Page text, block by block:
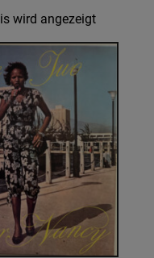
wird angezeigt